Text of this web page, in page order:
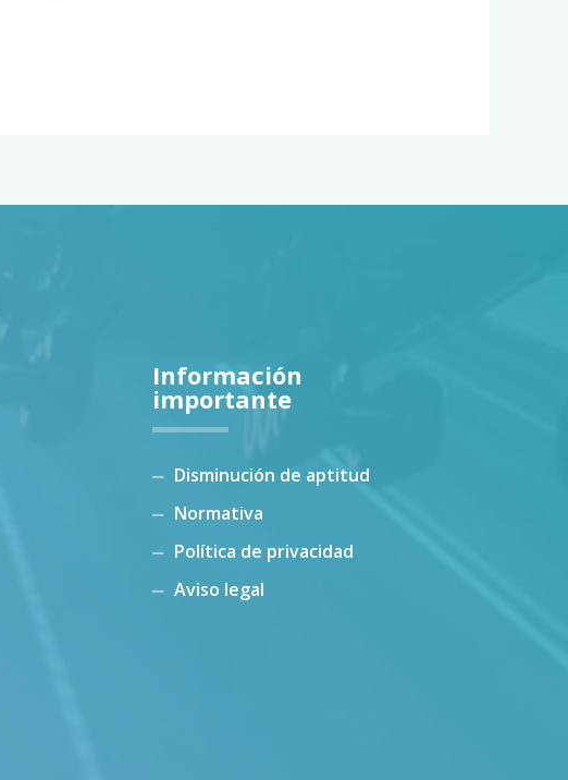
Información
importante
Disminución de aptitud
Normativa
Política de privacidad
Aviso legal